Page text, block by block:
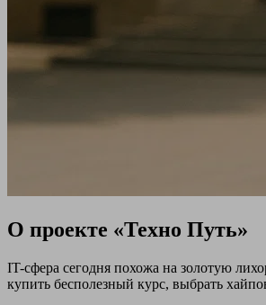
О проекте «Техно Путь»
IT-сфера сегодня похожа на золотую
купить бесполезный курс, выбрать